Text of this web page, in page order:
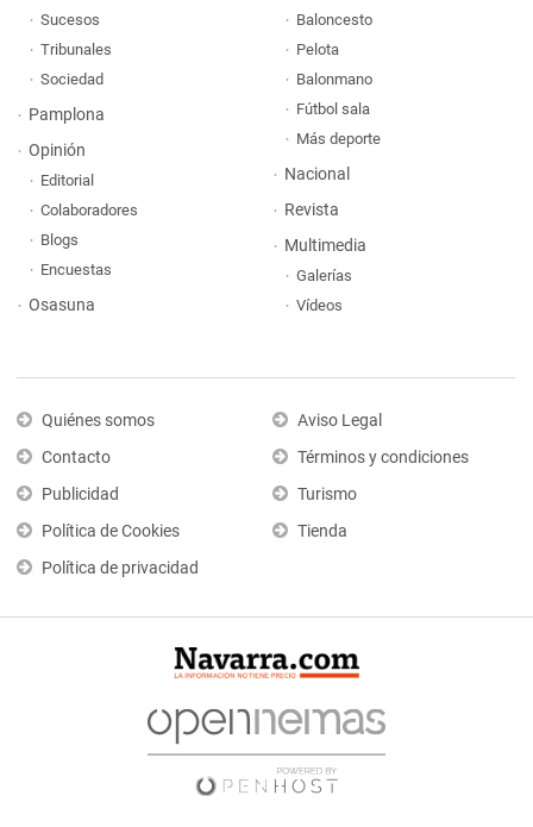
Sucesos
Tribunales
Sociedad
Pamplona
Opinión
Editorial
Colaboradores
Blogs
Encuestas
Osasuna
Baloncesto
Pelota
Balonmano
Fútbol sala
Más deporte
Nacional
Revista
Multimedia
Galerías
Vídeos
Quiénes somos
Contacto
Publicidad
Política de Cookies
Política de privacidad
Aviso Legal
Términos y condiciones
Turismo
Tienda